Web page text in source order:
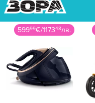
41999€/82143лв.